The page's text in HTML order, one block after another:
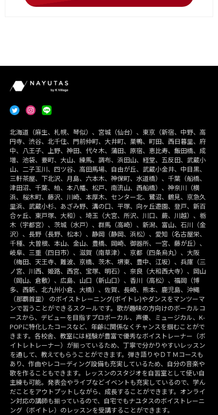
北海道（麻生、札幌、琴似）、宮城（仙台）、東京（新宿、中野、高
円寺、渋谷、北千住、門前仲町、大井町、巣鴨、町田、西日暮里、府
中、八王子、上野、神田、代々木、蒲田、原宿、恵比寿、飯田橋、成
増、池袋、要町、大山、練馬、調布、浜田山、経堂、五反田、武蔵小
山、二子玉川、四ツ谷、高田馬場、自由が丘、武蔵小金井、中目黒、
三軒茶屋、下北沢、月島、六本木、神保町、水道橋）、千葉（船橋、
津田沼、千葉、柏、本八幡、松戸、南流山、西船橋）、神奈川（横
浜、桜木町、藤沢、川崎、本厚木、センター北、鷺沼、鶴見、京急久
里浜、武蔵小杉、あざみ野、溝の口、平塚、向ヶ丘遊園、登戸、新百
合ヶ丘、東戸塚、大和）、埼玉（大宮、所沢、川口、蕨、川越）、栃
木（宇都宮）、茨城（水戸）、群馬（高崎）、新潟、富山、石川（金
沢）、長野（長野、松本）、静岡（静岡、浜松）、愛知（名古屋栄、
千種、大曽根、本山、金山、豊橋、岡崎、御器所、一宮、藤が丘）、
岐阜、三重（四日市）、滋賀（南草津）、京都（四条烏丸）、大阪
（梅田、天王寺、難波、京橋、茨木、堺東、豊中、江坂）、兵庫（三
ノ宮、川西、姫路、西宮、宝塚、明石）、奈良（大和西大寺）、岡山
（岡山、倉敷）、広島、山口（新山口）、香川（高松）、福岡（博
多、西新、北九州小倉、大橋）、佐賀、長崎、熊本、鹿児島、沖縄
（那覇首里） のボイストレーニング(ボイトレ)やダンスをマンツーマ
ンで習うことができるスクールです。歌が趣味の方向けのボーカルコ
ースから、デビューを目指すプロボーカル、声優、ミュージカル、K-
POPに特化したコースなど、年齢に関係なくチャンスを掴むことがで
きます。各校舎、教室には経験が豊富で優秀なボイストレーナー（ボ
イトレトレーナー）が揃っているため、丁寧で分かりやすいレッスン
を通して、教えてもらうことができます。弾き語りやＤＴＭコースも
あり、作曲やレコーディング設備も充実しているため、自分の音楽や
歌を作ることもできます。レッスンのスタジオを自習室として使い自
主練も可能。発表会やライブなどイベントも充実しているので、学ん
だことをアウトプットしながら、成長することができます。オンライ
ン対応の講師も揃っているので、自宅でもナユタスのボイストレーニ
ング（ボイトレ）のレッスンを受講することができます。